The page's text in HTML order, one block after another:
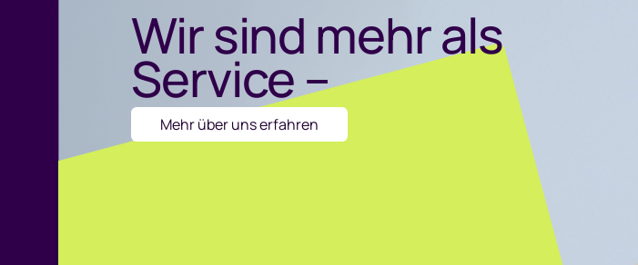
Wir sind mehr als
Service –
Mehr über uns erfahren